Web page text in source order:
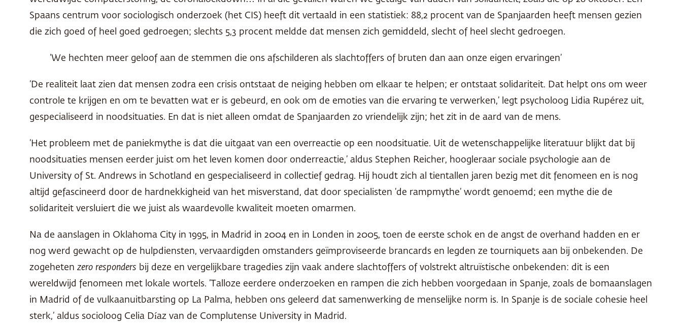
Spaans centrum voor sociologisch onderzoek (het CIS) heeft dit vertaald in een statistiek: 88,2 procent van de Spanjaarden heeft mensen gezien
die zich goed of heel goed gedroegen; slechts 5,3 procent meldde dat mensen zich gemiddeld, slecht of heel slecht gedroegen.
‘We hechten meer geloof aan de stemmen die ons afschilderen als slachtoffers of bruten dan aan onze eigen ervaringen’
‘De realiteit laat zien dat mensen zodra een crisis ontstaat de neiging hebben om elkaar te helpen; er ontstaat solidariteit. Dat helpt ons om weer
controle te krijgen en om te bevatten wat er is gebeurd, en ook om de emoties van die ervaring te verwerken,’ legt psycholoog Lidia Rupérez uit,
gespecialiseerd in noodsituaties. En dat is niet alleen omdat de Spanjaarden zo vriendelijk zijn; het zit in de aard van de mens.
‘Het probleem met de paniekmythe is dat die uitgaat van een overreactie op een noodsituatie. Uit de wetenschappelijke literatuur blijkt dat bij
noodsituaties mensen eerder juist om het leven komen door onderreactie,’ aldus Stephen Reicher, hoogleraar sociale psychologie aan de
University of St. Andrews in Schotland en gespecialiseerd in collectief gedrag. Hij houdt zich al tientallen jaren bezig met dit fenomeen en is nog
altijd gefascineerd door de hardnekkigheid van het misverstand, dat door specialisten ‘de rampmythe’ wordt genoemd; een mythe die de
solidariteit versluiert die we juist als waardevolle kwaliteit moeten omarmen.
Na de aanslagen in Oklahoma City in 1995, in Madrid in 2004 en in Londen in 2005, toen de eerste schok en de angst de overhand hadden en er
nog werd gewacht op de hulpdiensten, vervaardigden omstanders geïmproviseerde brancards en legden ze tourniquets aan bij onbekenden. De
zogeheten zero responders bij deze en vergelijkbare tragedies zijn vaak andere slachtoffers of volstrekt altruïstische onbekenden: dit is een
wereldwijd fenomeen met lokale wortels. ‘Talloze eerdere onderzoeken en rampen die zich hebben voorgedaan in Spanje, zoals de bomaanslagen
in Madrid of de vulkaanuitbarsting op La Palma, hebben ons geleerd dat samenwerking de menselijke norm is. In Spanje is de sociale cohesie heel
sterk,’ aldus socioloog Celia Díaz van de Complutense University in Madrid.